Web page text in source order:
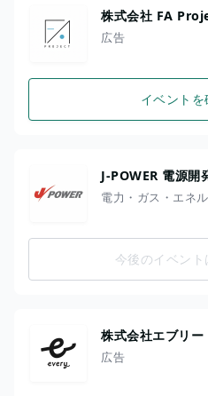
株式会社 FA
広告
イベント
J-POWER 電源開
電力・ガス・エネ
今後のイベン
株式会社エブリー
広告